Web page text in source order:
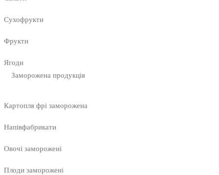
Сухофрукти
Фрукти
Ягоди
Заморожена продукція
Картопля фрі заморожена
Напівфабрикати
Овочі заморожені
Плоди заморожені